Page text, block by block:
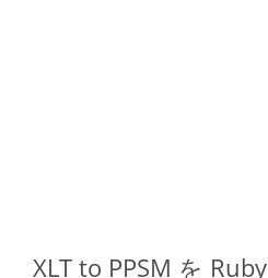
XLT to PPSM を